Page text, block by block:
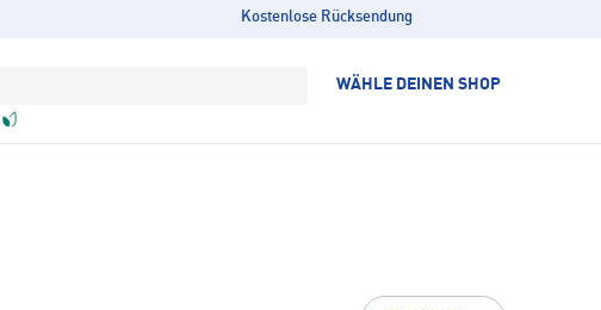
Kostenlose Rücksendung
WÄHLE DEINEN SHOP